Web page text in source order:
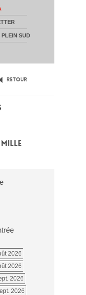
PLEIN SUD
Retour
2026
2026
2026
2026